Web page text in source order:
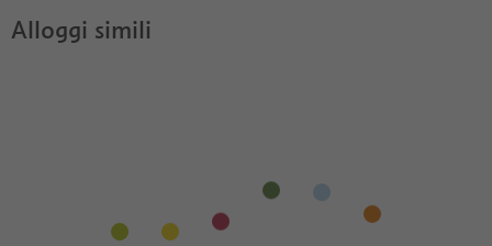
Alloggi simili